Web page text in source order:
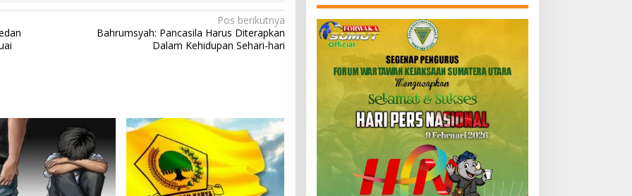
Pos berikutnya
Bahrumsyah: Pancasila Harus Diterapkan
Dalam Kehidupan Sehari-hari